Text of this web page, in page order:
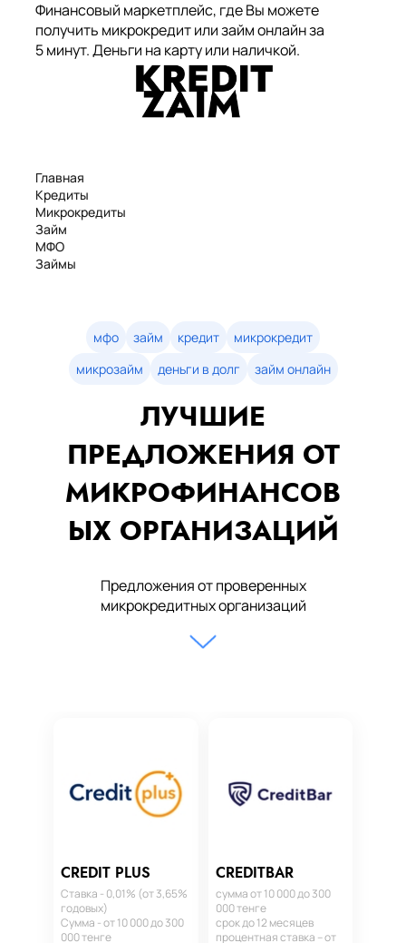
Финансовый маркетплейс, где Вы можете
получить микрокредит или займ онлайн за
5 минут. Деньги на карту или наличкой.
Главная
Кредиты
Микрокредиты
Займ
МФО
Займы
Займы онлайн
Денежные кредиты
мфо займ кредит
микрокредит
микрозайм
деньги в долг займ онлайн
ЛУЧШИЕ
ПРЕДЛОЖЕНИЯ ОТ
МИКРОФИНАНСОВ
ЫХ ОРГАНИЗАЦИЙ
Предложения от проверенных
микрокредитных организаций
CREDIT PLUS
Ставка - 0,01% (от 3,65%
годовых)
Сумма - от 10 000 до 300
000 тенге
CREDITBAR
сумма от 10 000 до 300
000 тенге
срок до 12 месяцев
процентная ставка – от